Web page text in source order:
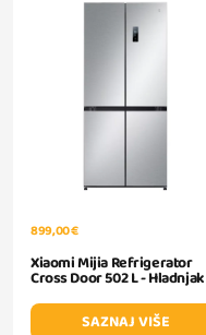
899,00 €
Xiaomi Mijia Refrigerator
Cross Door 502 L - Hladnjak
SAZNAJ VIŠE